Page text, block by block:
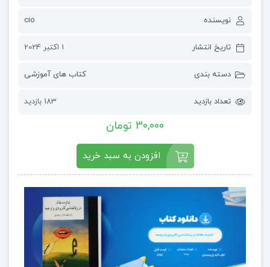
نویسنده cio
تاریخ انتشار 1 اکتبر 2024
دسته بندی کتاب های آموزشی
تعداد بازدید 183 بازدید
30,000 تومان
افزودن به سبد خرید